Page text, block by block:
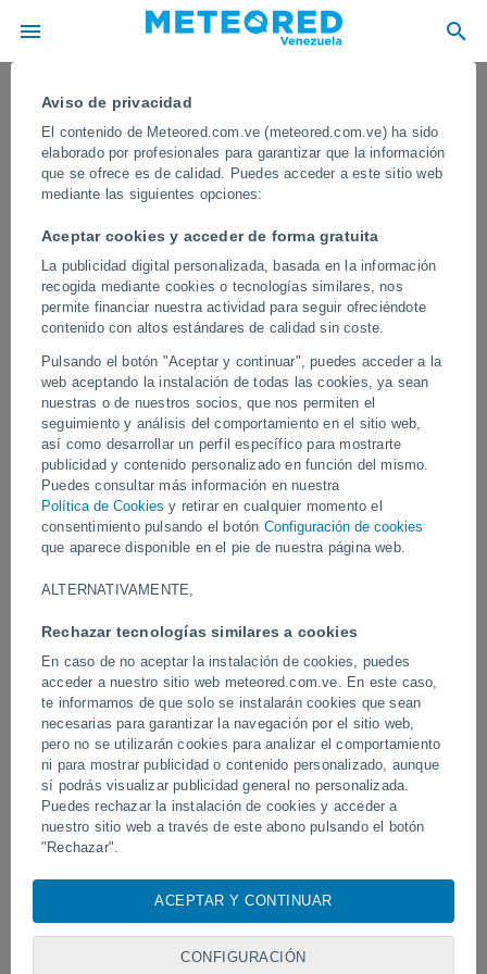
Aviso de privacidad
El contenido de Meteored.com.ve (meteored.com.ve) ha sido
elaborado por profesionales para garantizar que la información
que se ofrece es de calidad. Puedes acceder a este sitio web
mediante las siguientes opciones:
Aceptar cookies y acceder de forma gratuita
La publicidad digital personalizada, basada en la información
recogida mediante cookies o tecnologías similares, nos
permite financiar nuestra actividad para seguir ofreciéndote
contenido con altos estándares de calidad sin coste.
Pulsando el botón "Aceptar y continuar", puedes acceder a la
web aceptando la instalación de todas las cookies, ya sean
nuestras o de nuestros socios, que nos permiten el
seguimiento y análisis del comportamiento en el sitio web,
así como desarrollar un perfil específico para mostrarte
publicidad y contenido personalizado en función del mismo.
Puedes consultar más información en nuestra
Política de Cookies y retirar en cualquier momento el
consentimiento pulsando el botón Configuración de cookies
que aparece disponible en el pie de nuestra página web.
ALTERNATIVAMENTE,
Rechazar tecnologías similares a cookies
En caso de no aceptar la instalación de cookies, puedes
acceder a nuestro sitio web meteored.com.ve. En este caso,
te informamos de que solo se instalarán cookies que sean
necesarias para garantizar la navegación por el sitio web,
pero no se utilizarán cookies para analizar el comportamiento
ni para mostrar publicidad o contenido personalizado, aunque
sí podrás visualizar publicidad general no personalizada.
Puedes rechazar la instalación de cookies y acceder a
nuestro sitio web a través de este abono pulsando el botón
"Rechazar".
Con su consentimiento, nosotros ynuestros sociosusamos
cookies, identificadores únicos o tecnologías similares para
almacenar, acceder y procesar datos personales como su
identificadores de cookies. Es posible que algunos
ACEPTAR Y CONTINUAR
CONFIGURACIÓN
¡Gran erupción del volcán Lewotobi,
Indonesia! La columna de ceniza ha
superado los 11 kilómetros de altura.
El tráfico aéreo se ha visto afectado por la erupción volcánica, que
ha reducido drásticamente la visibilidad.
Vídeos
Un rayo impactó en un campo de
fútbol en Narathiwat, Tailandia.
Erupción y actividad
volcán de Fuego,